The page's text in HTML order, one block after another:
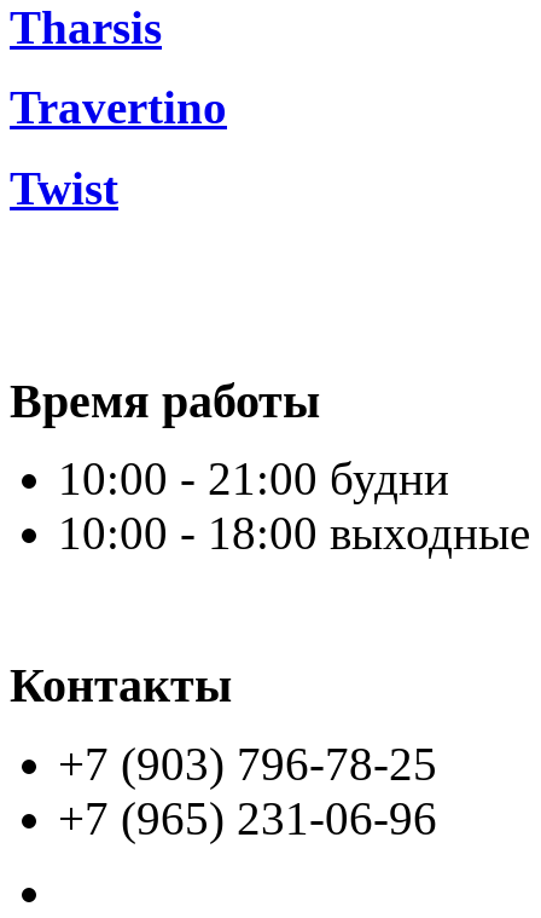
Tharsis
Travertino
Twist
Время работы
10:00 - 21:00 будни
10:00 - 18:00 выходные
Контакты
+7 (903) 796-78-25
+7 (965) 231-06-96